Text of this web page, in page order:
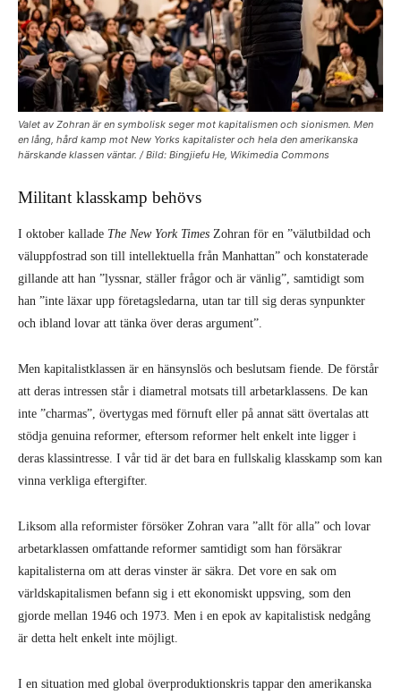
Valet av Zohran är en symbolisk seger mot kapitalismen och sionismen. Men
en lång, hård kamp mot New Yorks kapitalister och hela den amerikanska
härskande klassen väntar. / Bild: Bingjiefu He, Wikimedia Commons
Militant klasskamp behövs
I oktober kallade The New York Times Zohran för en ”välutbildad och
väluppfostrad son till intellektuella från Manhattan” och konstaterade
gillande att han ”lyssnar, ställer frågor och är vänlig”, samtidigt som
han ”inte läxar upp företagsledarna, utan tar till sig deras synpunkter
och ibland lovar att tänka över deras argument”.
Men kapitalistklassen är en hänsynslös och beslutsam fiende. De förstår
att deras intressen står i diametral motsats till arbetarklassens. De kan
inte ”charmas”, övertygas med förnuft eller på annat sätt övertalas att
stödja genuina reformer, eftersom reformer helt enkelt inte ligger i
deras klassintresse. I vår tid är det bara en fullskalig klasskamp som kan
vinna verkliga eftergifter.
Liksom alla reformister försöker Zohran vara ”allt för alla” och lovar
arbetarklassen omfattande reformer samtidigt som han försäkrar
kapitalisterna om att deras vinster är säkra. Det vore en sak om
världskapitalismen befann sig i ett ekonomiskt uppsving, som den
gjorde mellan 1946 och 1973. Men i en epok av kapitalistisk nedgång
är detta helt enkelt inte möjligt.
I en situation med global överproduktionskris tappar den amerikanska